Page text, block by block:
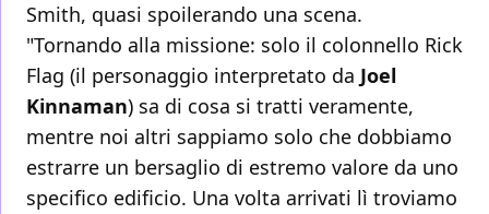
Smith, quasi spoilerando una scena.
"Tornando alla missione: solo il colonnello Rick
Flag (il personaggio interpretato da Joel
Kinnaman) sa di cosa si tratti veramente,
mentre noi altri sappiamo solo che dobbiamo
estrarre un bersaglio di estremo valore da uno
specifico edificio. Una volta arrivati lì troviamo